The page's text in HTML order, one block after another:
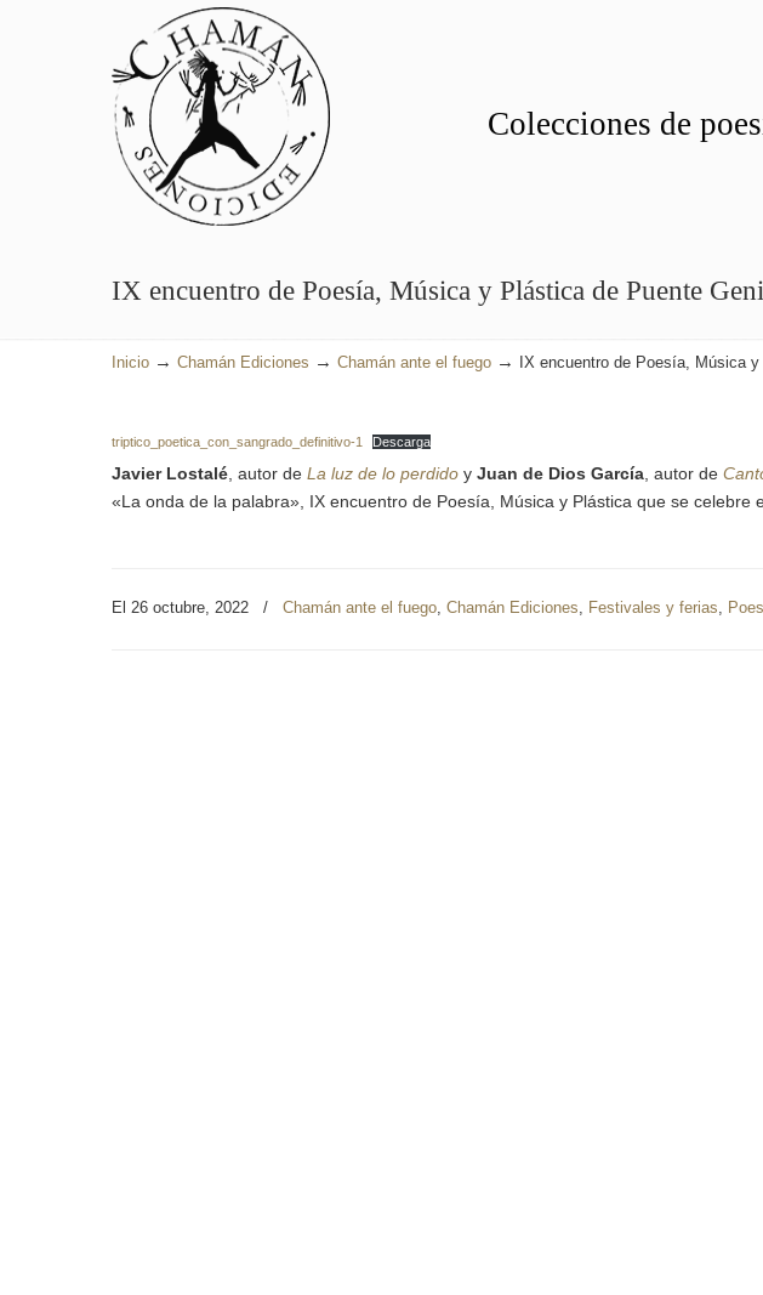
Colecciones de
IX encuentro de Poesía, Música y Plástica de Puente
Inicio → Chamán Ediciones → Chamán ante el fuego → IX encuentro de Poesía, Música
triptico_poetica_con_sangrado_definitivo-1 Descarga
Javier Lostalé , autor de La luz de lo perdido y Juan de Dios García , autor de
«La onda de la palabra», IX encuentro de Poesía, Música y Plástica que se celebre
El 26 octubre, 2022 / Chamán ante el fuego, Chamán Ediciones, Festivales y ferias,